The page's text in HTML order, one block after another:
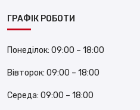
ГРАФІК РОБОТИ
Понеділок: 09:00 – 18:00
Вівторок: 09:00 – 18:00
Середа: 09:00 – 18:00